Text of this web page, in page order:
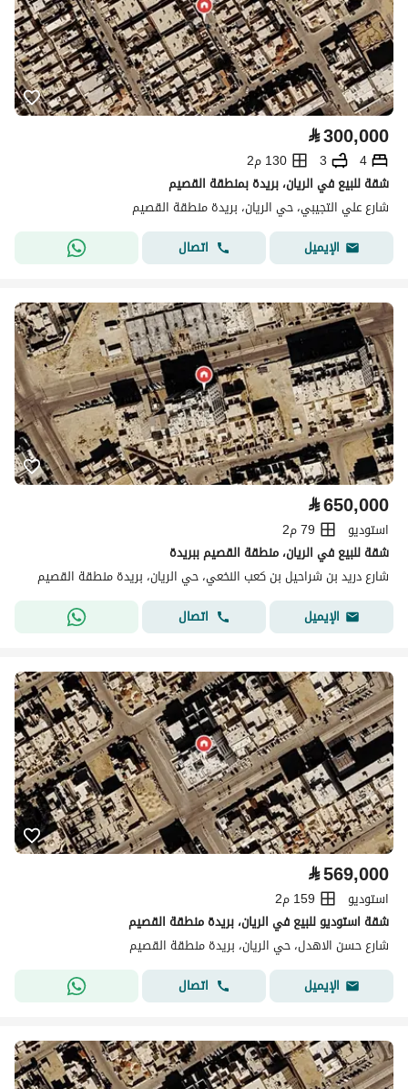
⃁300,000
4
3
130 م2
شقة للبيع في الريان، بريدة بمنطقة القصيم
شارع علي التجيبي، حي الريان، بريدة منطقة القصيم
الإيميل
اتصال
⃁650,000
استوديو
79 م2
شقة للبيع في الريان، منطقة القصيم ببريدة
شارع دريد بن شراحيل بن كعب النخعي، حي الريان، بريدة منطقة القصيم
الإيميل
اتصال
⃁569,000
استوديو
159 م2
شقة استوديو للبيع في الريان، بريدة منطقة القصيم
شارع حسن الاهدل، حي الريان، بريدة منطقة القصيم
الإيميل
اتصال